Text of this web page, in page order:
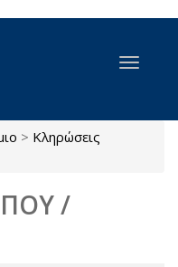
Toggle
> Κληρώσεις
/